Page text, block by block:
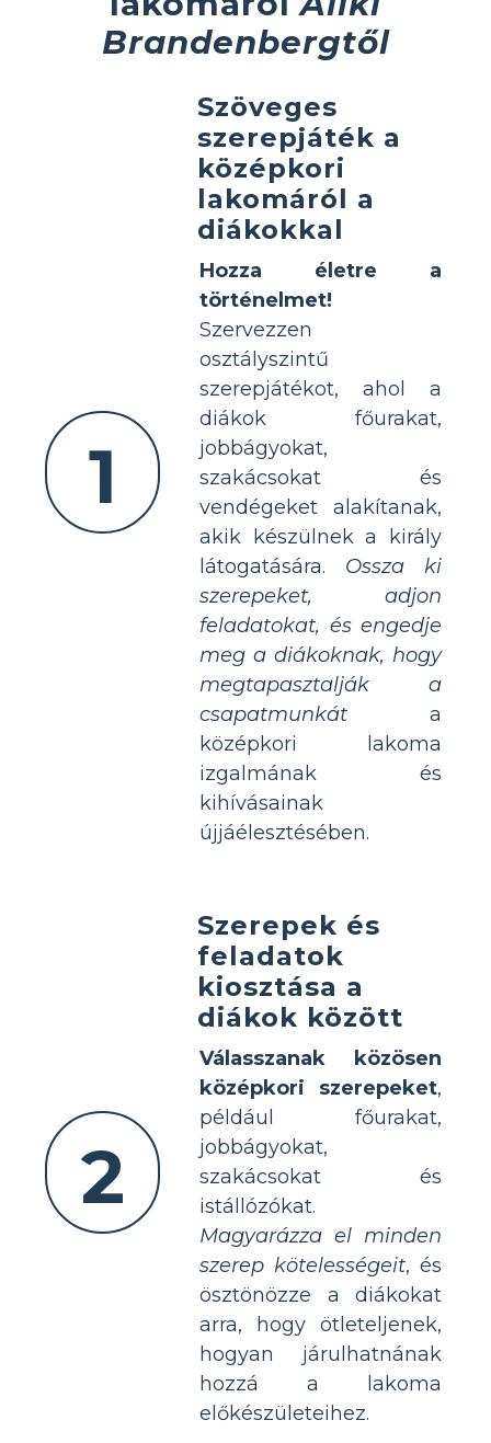
Brandenbergtől
1
Szöveges
szerepjáték a
középkori
lakomáról a
diákokkal
Hozza életre a
történelmet!
Szervezzen
osztályszintű
szerepjátékot, ahol a
diákok főurakat,
jobbágyokat,
szakácsokat és
vendégeket alakítanak,
akik készülnek a király
látogatására. Ossza ki
szerepeket, adjon
feladatokat, és engedje
meg a diákoknak, hogy
megtapasztalják a
csapatmunkát a
középkori lakoma
izgalmának és
kihívásainak
újjáélesztésében.
2
Szerepek és
feladatok
kiosztása a
diákok között
Válasszanak közösen
középkori szerepeket,
például főurakat,
jobbágyokat,
szakácsokat és
istállózókat.
Magyarázza el minden
szerep kötelességeit, és
ösztönözze a diákokat
arra, hogy ötleteljenek,
hogyan járulhatnának
hozzá a lakoma
előkészületeihez.